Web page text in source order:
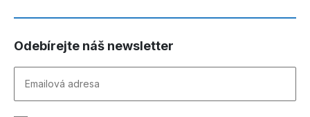
Odebírejte náš newsletter